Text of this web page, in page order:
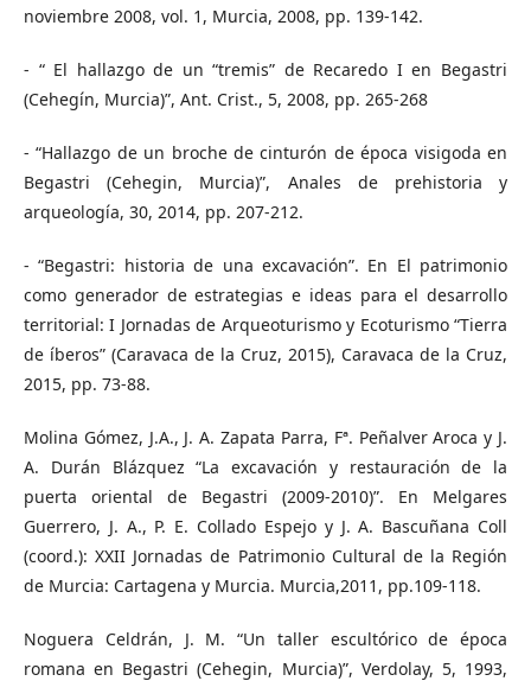
noviembre 2008, vol. 1, Murcia, 2008, pp. 139-142.
- “ El hallazgo de un “tremis” de Recaredo I en Begastri
(Cehegín, Murcia)”, Ant. Crist., 5, 2008, pp. 265-268
- “Hallazgo de un broche de cinturón de época visigoda en
Begastri (Cehegin, Murcia)”, Anales de prehistoria y
arqueología, 30, 2014, pp. 207-212.
- “Begastri: historia de una excavación”. En El patrimonio
como generador de estrategias e ideas para el desarrollo
territorial: I Jornadas de Arqueoturismo y Ecoturismo “Tierra
de íberos” (Caravaca de la Cruz, 2015), Caravaca de la Cruz,
2015, pp. 73-88.
Molina Gómez, J.A., J. A. Zapata Parra, Fª. Peñalver Aroca y J.
A. Durán Blázquez “La excavación y restauración de la
puerta oriental de Begastri (2009-2010)”. En Melgares
Guerrero, J. A., P. E. Collado Espejo y J. A. Bascuñana Coll
(coord.): XXII Jornadas de Patrimonio Cultural de la Región
de Murcia: Cartagena y Murcia. Murcia,2011, pp.109-118.
Noguera Celdrán, J. M. “Un taller escultórico de época
romana en Begastri (Cehegin, Murcia)”, Verdolay, 5, 1993,